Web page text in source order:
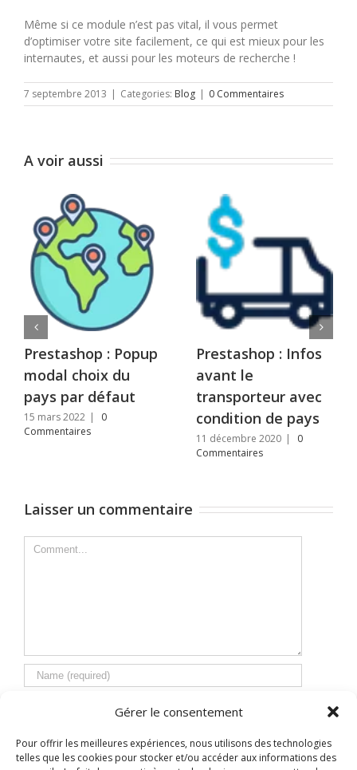
Gérer le consentement
Pour offrir les meilleures expériences, nous utilisons des technologies
telles que les cookies pour stocker et/ou accéder aux informations des
Même si ce module n’est pas vital, il vous permet
d’optimiser votre site facilement, ce qui est mieux pour les
internautes, et aussi pour les moteurs de recherche !
7 septembre 2013 | Categories: Blog | 0 Commentaires
A voir aussi
Prestashop : Popup
modal choix du
pays par défaut
15 mars 2022 |
0
Commentaires
Prestashop : Infos
avant le
transporteur avec
condition de pays
11 décembre 2020 |
0
Commentaires
Laisser un commentaire
Comment